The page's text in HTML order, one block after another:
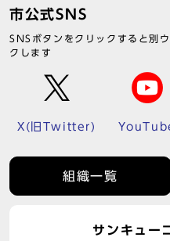
市公式SNS
SNSボタンをクリックすると別
クします
X(旧Twitter)
組織一覧
サンキュー